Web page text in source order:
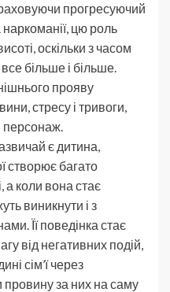
прогресуючий
наркоманії, цю роль
оскільки з часом
більше і більше.
прояву
стресу і тривоги,
персонаж.
є дитина,
створює багато
а коли вона стає
виникнути і з
Її поведінка стає
від негативних подій,
сім’ї через
провину за них на саму